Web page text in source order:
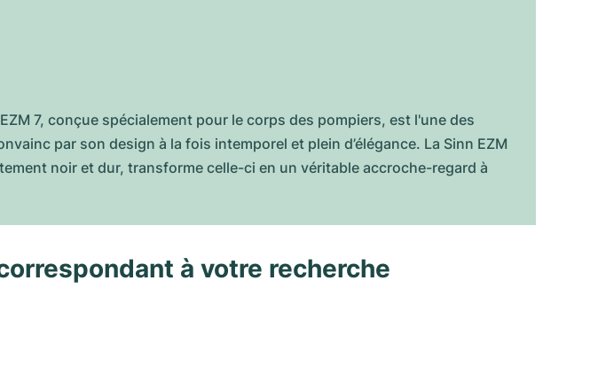
7, conçue spécialement pour le corps des pompiers, est l'une des
par son design à la fois intemporel et plein d’élégance. La Sinn EZM
noir et dur, transforme celle-ci en un véritable accroche-regard à
à votre recherche